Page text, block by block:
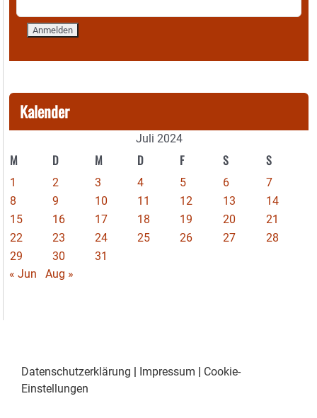
Kalender
Juli 2024
M D M D F S S
1 2 3 4 5 6
7
8
9 10 11 12 13
14
15
16 17 18 19 20
21
22
23 24 25 26 27
28
29
30
31
« Jun
Aug »
Datenschutzerklärung | Impressum | Cookie-
Einstellungen